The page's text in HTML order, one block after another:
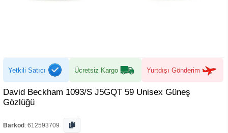
Yetkili Satıcı Ücretsiz Kargo Yurtdışı Gönderim
David Beckham 1093/S J5GQT 59 Unisex Güneş
Gözlüğü
Barkod : 612593709